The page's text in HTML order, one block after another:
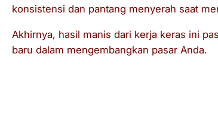
konsistensi dan pantang menyerah saat
Akhirnya, hasil manis dari kerja keras ini
baru dalam mengembangkan pasar Anda.